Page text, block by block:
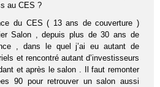
au CES ?
du CES ( 13 ans de couverture )
Salon , depuis plus de 30 ans de
, dans le quel j’ai eu autant de
et rencontré autant d’investisseurs
et après le salon . Il faut remonter
90 pour retrouver un salon aussi